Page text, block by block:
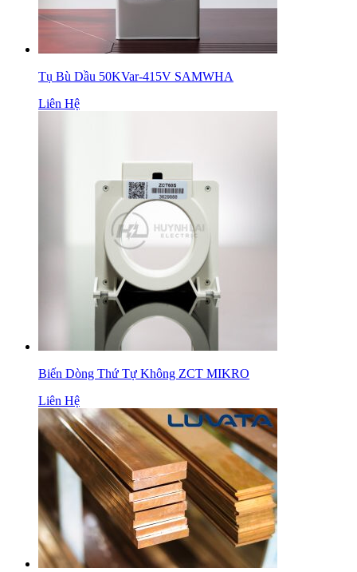
Tụ Bù Dầu 50KVar-415V SAMWHA
Liên Hệ
Biến Dòng Thứ Tự Không ZCT MIKRO
Liên Hệ